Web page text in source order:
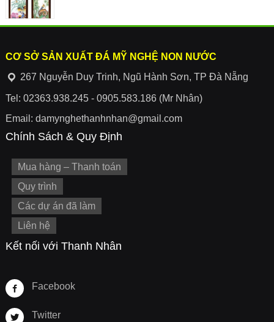
CƠ SỞ SẢN XUẤT ĐÁ MỸ NGHỆ NON NƯỚC
267 Nguyễn Duy Trinh, Ngũ Hành Sơn, TP Đà Nẵng
Tel: 02363.938.245 - 0905.583.186 (Mr Nhân)
Email: damynghethanhnhan@gmail.com
Chính Sách & Quy Định
Mua hàng – Thanh toán
Quy trình
Các dự án đã làm
Liên hệ
Kết nối với Thanh Nhân
Facebook
Twitter